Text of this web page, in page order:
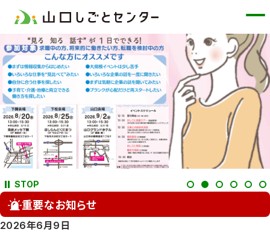
ン
コ
ン
テ
ン
ツ
に
ス
ッ
プ
STOP
重要なお知らせ
2026年6月9日